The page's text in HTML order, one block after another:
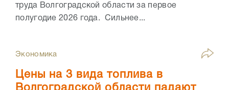
труда Волгоградской области за первое
полугодие 2026 года. Сильнее...
Экономика
Цены на 3 вида топлива в